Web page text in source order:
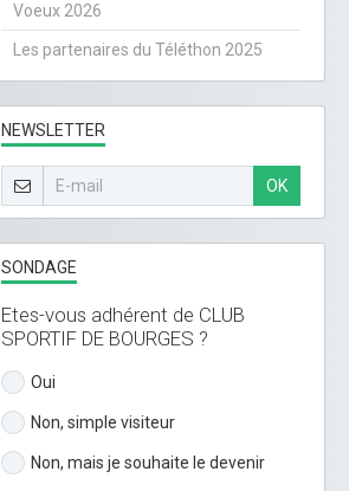
Voeux 2026
Les partenaires du Téléthon 2025
NEWSLETTER
OK
SONDAGE
Etes-vous adhérent de CLUB
SPORTIF DE BOURGES ?
Oui
Non, simple visiteur
Non, mais je souhaite le devenir